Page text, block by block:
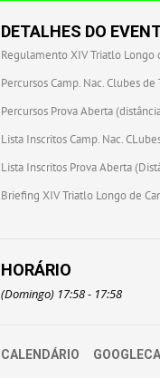
DETALHES DO
Regulamento XIV Triatlo Longo
Percursos Camp. Nac. Clubes
Percursos Prova Aberta
Lista Inscritos Camp. Nac.
Lista Inscritos Prova Aberta
Briefing XIV Triatlo Longo de
HORÁRIO
(Domingo) 17:58 - 17:58
CALENDÁRIO